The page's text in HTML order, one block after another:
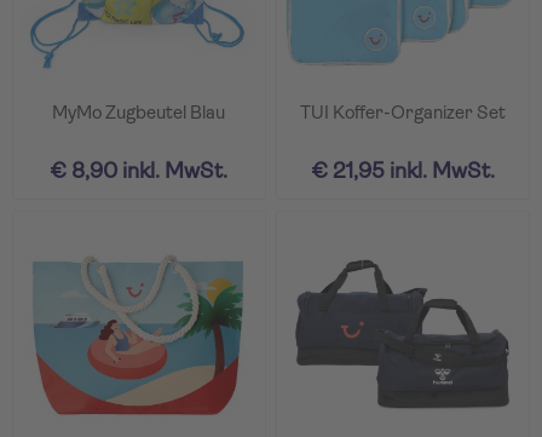
MyMo Zugbeutel Blau
€ 8,90 inkl. MwSt.
TUI Koffer-Organizer Set
€ 21,95 inkl. MwSt.